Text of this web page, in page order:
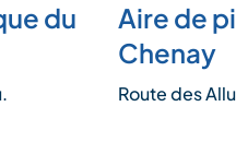
du
Aire de
Chenay
Route des